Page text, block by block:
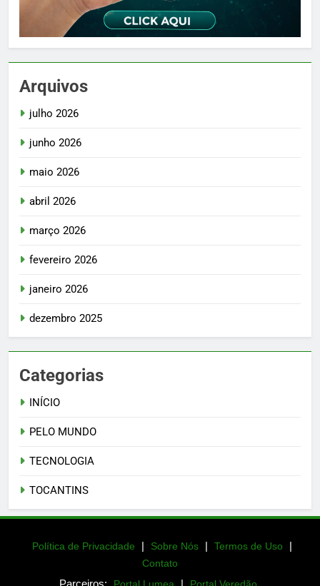
Arquivos
julho 2026
junho 2026
maio 2026
abril 2026
março 2026
fevereiro 2026
janeiro 2026
dezembro 2025
Categorias
INÍCIO
PELO MUNDO
TECNOLOGIA
TOCANTINS
Política de Privacidade | Sobre Nós | Termos de Uso |
Contato
Parceiros: |